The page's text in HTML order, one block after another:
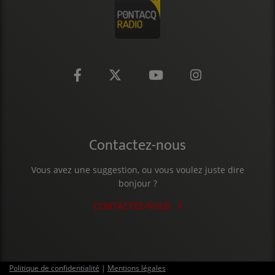
Contactez-nous
Vous avez une suggestion, ou vous voulez juste dire
bonjour ?
CONTACTEZ-NOUS
Politique de confidentialité | Mentions légales